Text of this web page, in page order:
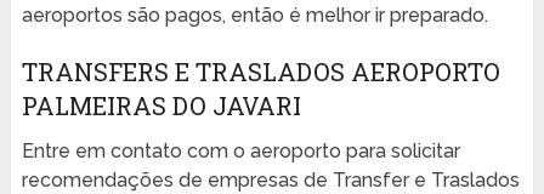
aeroportos são pagos, então é melhor ir preparado.
TRANSFERS E TRASLADOS AEROPORTO
PALMEIRAS DO JAVARI
Entre em contato com o aeroporto para solicitar
recomendações de empresas de Transfer e Traslados